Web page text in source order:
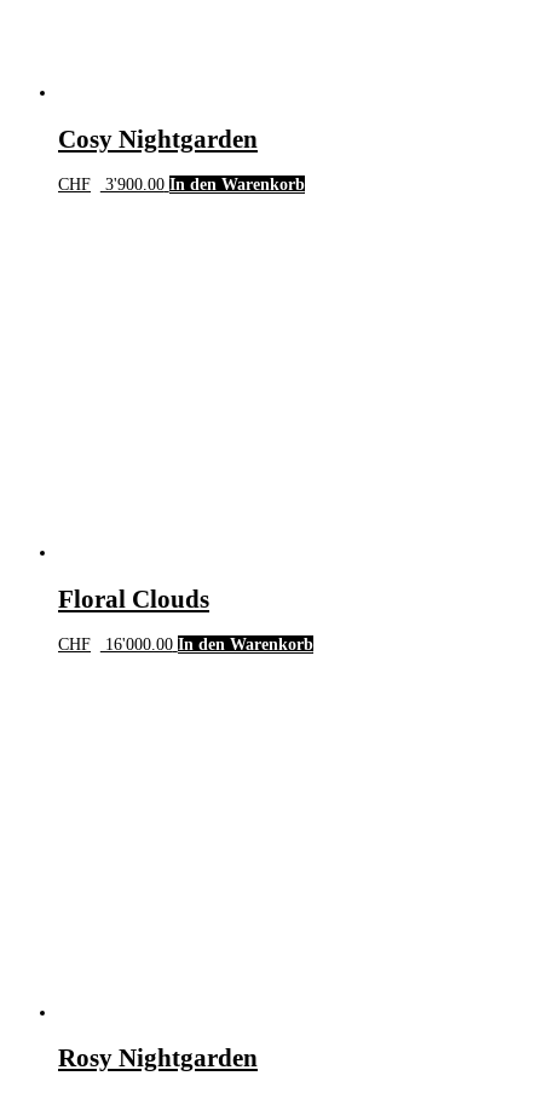
Cosy Nightgarden
CHF 3'900.00 In den Warenkorb
Floral Clouds
CHF 16'000.00 In den Warenkorb
Rosy Nightgarden